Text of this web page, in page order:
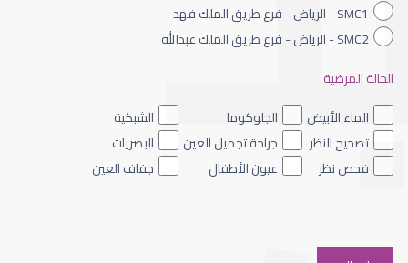
عيون الاطفال الملونه
SMC1 - الرياض - فرع طريق الملك فهد
SMC2 - الرياض - فرع طريق الملك عبدالله
الحالة المرضية
الماء الأبيض
الجلوكوما
الشبكية
تصحيح النظر
جراحة تجميل العين
البصريات
فحص نظر
عيون الأطفال جفاف العين